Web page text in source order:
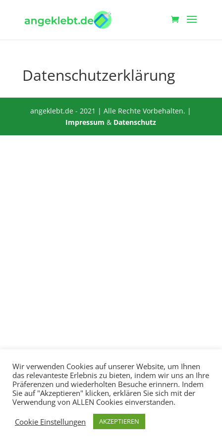
Datenschutzerklärung
angeklebt.de - 2021 | Alle Rechte Vorbehalten. |
Impressum & Datenschutz
Wir verwenden Cookies auf unserer Website, um Ihnen
das relevanteste Erlebnis zu bieten, indem wir uns an Ihre
Präferenzen und wiederholten Besuche erinnern. Indem
Sie auf "Akzeptieren" klicken, erklären Sie sich mit der
Verwendung von ALLEN Cookies einverstanden.
Cookie Einstellungen
AKZEPTIEREN